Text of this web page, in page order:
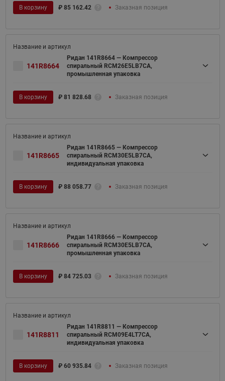
В корзину ₽ 85 162.42 Заказная позиция
141R8664
Ридан 141R8664 — Компрессор
спиральный RCM26E5LB7CA,
промышленная упаковка
В корзину ₽ 81 828.68 Заказная позиция
141R8665
Ридан 141R8665 — Компрессор
спиральный RCM30E5LB7CA,
индивидуальная упаковка
В корзину ₽ 88 058.77 Заказная позиция
141R8666
Ридан 141R8666 — Компрессор
спиральный RCM30E5LB7CA,
промышленная упаковка
В корзину ₽ 84 725.03 Заказная позиция
141R8811
Ридан 141R8811 — Компрессор
спиральный RCM09E4LT7CA,
индивидуальная упаковка
В корзину ₽ 60 935.84 Заказная позиция